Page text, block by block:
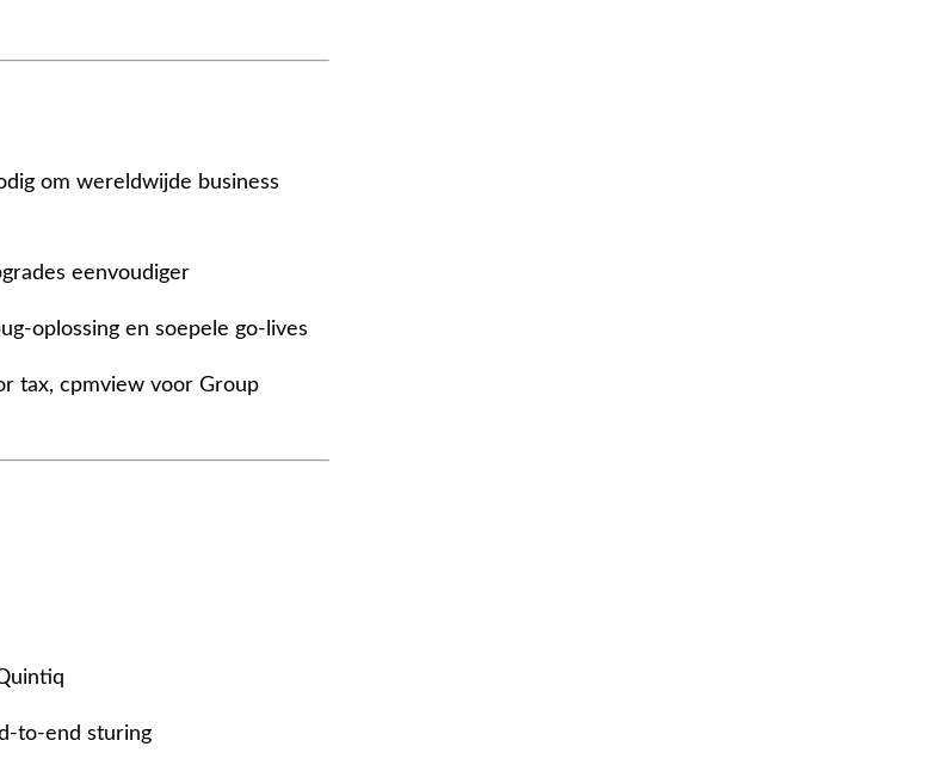
om wereldwijde business
eenvoudiger
oplossing en soepele go-lives
tax, cpmview voor Group
to-end sturing